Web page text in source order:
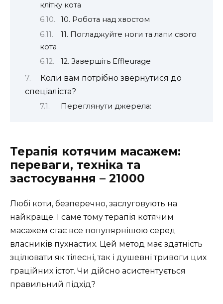
клітку кота
10. Робота над хвостом
11. Погладжуйте ноги та лапи свого
кота
12. Завершіть Effleurage
Коли вам потрібно звернутися до
спеціаліста?
Переглянути джерела:
Терапія котячим масажем:
переваги, техніка та
застосування – 21000
Любі коти, безперечно, заслуговують на
найкраще. І саме тому терапія котячим
масажем стає все популярнішою серед
власників пухнастих. Цей метод має здатність
зцілювати як тілесні, так і душевні тривоги цих
граційних істот. Чи дійсно асистентується
правильний підхід?